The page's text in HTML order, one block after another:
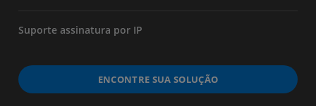
Suporte assinatura por IP
ENCONTRE SUA SOLUÇÃO